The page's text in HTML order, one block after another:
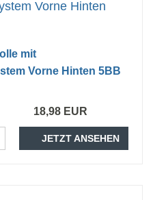
mit
Vorne Hinten 5BB
18,98 EUR
JETZT ANSEHEN